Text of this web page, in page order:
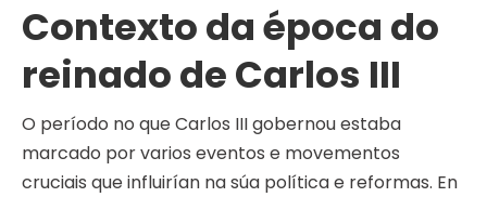
Contexto da época do
reinado de Carlos III
O período no que Carlos III gobernou estaba
marcado por varios eventos e movementos
cruciais que influirían na súa política e reformas. En